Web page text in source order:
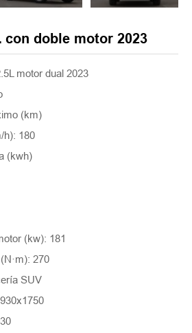
con doble motor 2023
motor dual 2023
(km)
h): 180
(kwh)
(kw): 181
270
SUV